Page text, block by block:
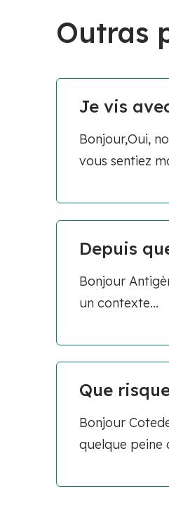
Outras
Je vis
Bonjour,Oui,
vous sentiez
Depuis
Bonjour
un contexte...
Que
Bonjour
quelque peine